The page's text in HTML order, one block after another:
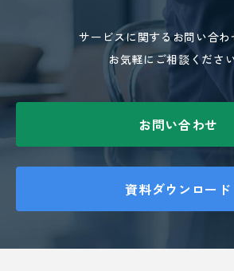
サービスに関するお問い合わ
お気軽にご相談ください
お問い合わせ
資料ダウンロード